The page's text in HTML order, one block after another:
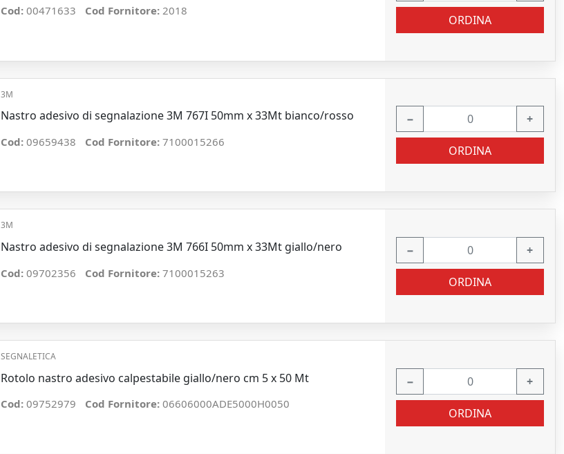
Cod: 00471633 Cod Fornitore: 2018
ORDINA
3M
Nastro adesivo di segnalazione 3M 767I 50mm x 33Mt bianco/rosso
Cod: 09659438 Cod Fornitore: 7100015266
− +
ORDINA
3M
Nastro adesivo di segnalazione 3M 766I 50mm x 33Mt giallo/nero
Cod: 09702356 Cod Fornitore: 7100015263
− +
ORDINA
SEGNALETICA
Rotolo nastro adesivo calpestabile giallo/nero cm 5 x 50 Mt
Cod: 09752979 Cod Fornitore: 06606000ADE5000H0050
− +
ORDINA